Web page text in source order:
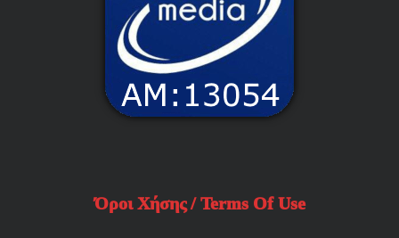
Όροι Χήσης / Terms Of Use